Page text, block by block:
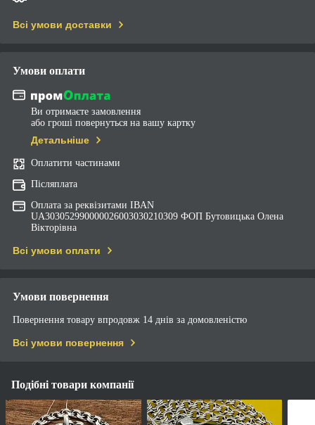
Всі умови доставки
Умови оплати
Ви отримаєте замовлення
або гроші повернуться на вашу картку
Детальніше
Оплатити частинами
Післяплата
Оплата за реквізитами IBAN
UA303052990000026003030210309 ФОП Бутовицька Олена
Вікторівна
Всі умови оплати
Умови повернення
Повернення товару впродовж 14 днів за домовленістю
Всі умови повернення
Подібні товари компанії